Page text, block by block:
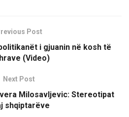
Post
i gjuanin në kosh të
(Video)
Next Post
Milosavljevic: Stereotipat
shqiptarëve